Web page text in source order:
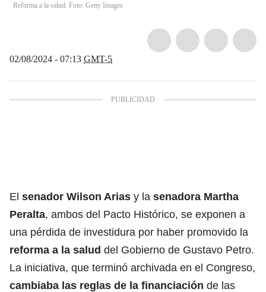
Reforma a la salud. Foto: Getty Images
02/08/2024 - 07:13 GMT-5
El senador Wilson Arias y la senadora Martha
Peralta, ambos del Pacto Histórico, se exponen a
una pérdida de investidura por haber promovido la
reforma a la salud del Gobierno de Gustavo Petro.
La iniciativa, que terminó archivada en el Congreso,
cambiaba las reglas de la financiación de las